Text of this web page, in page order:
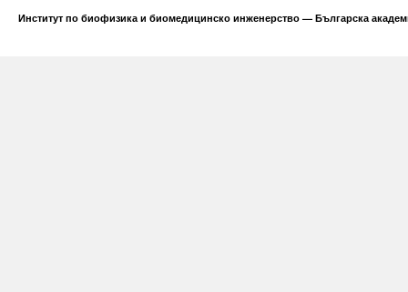
Институт по биофизика и биомедицинско инженерство — Българска